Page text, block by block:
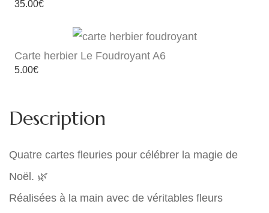
35.00€
Carte herbier Le Foudroyant A6
5.00€
Description
Quatre cartes fleuries pour célébrer la magie de
Noël. 🌿
Réalisées à la main avec de véritables fleurs